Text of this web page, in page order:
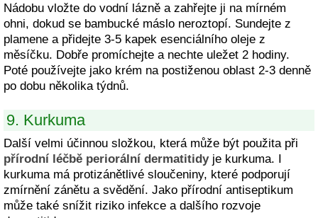
Nádobu vložte do vodní lázně a zahřejte ji na mírném
ohni, dokud se bambucké máslo neroztopí. Sundejte z
plamene a přidejte 3-5 kapek esenciálního oleje z
měsíčku. Dobře promíchejte a nechte uležet 2 hodiny.
Poté používejte jako krém na postiženou oblast 2-3 denně
po dobu několika týdnů.
9. Kurkuma
Další velmi účinnou složkou, která může být použita při
přírodní léčbě periorální dermatitidyje kurkuma. I
kurkuma má protizánětlivé sloučeniny, které podporují
zmírnění zánětu a svědění. Jako přírodní antiseptikum
může také snížit riziko infekce a dalšího rozvoje